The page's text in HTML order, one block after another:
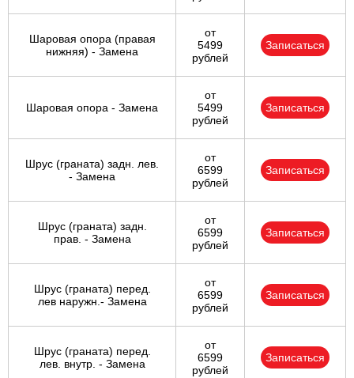
Шаровая опора (правая
нижняя) - Замена
от
5499
рублей
Записаться
Шаровая опора - Замена
от
5499
рублей
Записаться
Шрус (граната) задн. лев.
- Замена
от
6599
рублей
Записаться
Шрус (граната) задн.
прав. - Замена
от
6599
рублей
Записаться
Шрус (граната) перед.
лев наружн.- Замена
от
6599
рублей
Записаться
Шрус (граната) перед.
лев. внутр. - Замена
от
6599
рублей
Записаться